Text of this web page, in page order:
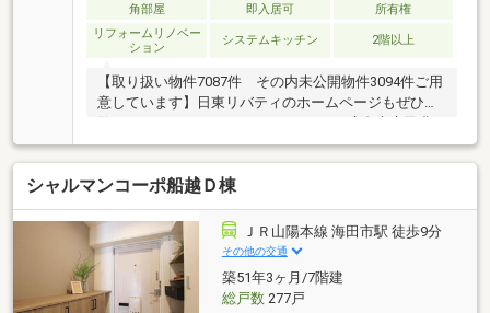
角部屋 即入居可
所有権
リフォームリノベー
ション
システムキッチン 2階以上
【取り扱い物件7087件 その内未公開物件3094件ご用
意しています】日東リバティのホームページもぜひご
小学校まで 徒歩15分○広島市立己斐中学校まで 徒
歩31分○保育所ちびっこランド己斐本町園まで 徒歩3
分○ローソン 広島己斐本町店まで 徒歩1分○ゆめマー
ト己斐まで 徒歩9分○ウォンツ 己斐本町店まで 徒歩
2分○西広島電停まで 徒歩8分○JR西広島駅まで 徒
歩9分
シャルマンコーポ船越Ｄ棟
ＪＲ山陽本線 海田市駅 徒歩9分
その他の交通
築51年3ヶ月/7階建
総戸数277戸